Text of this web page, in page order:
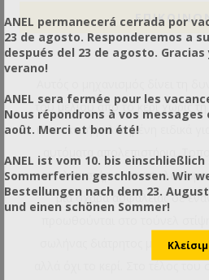
του μελιού από το κερί χωρίς
κατασκευή μελετημένη ειδικά
αυτόματα απολεπιστήρια.
απολεπιστήριο, τα
μια σχάρα ασφαλείας σε
σωλήνας διάτρητος μέσω του
ANEL permanecerá cerrada por
23 de agosto. Responderemos a
después del 23 de agosto.
verano!
ANEL sera fermée pour les
Nous répondrons à vos
août. Merci et bon été!
ANEL ist vom 10. bis
Sommerferien geschlossen. Wir
Bestellungen nach dem 23.
und einen schönen Sommer!